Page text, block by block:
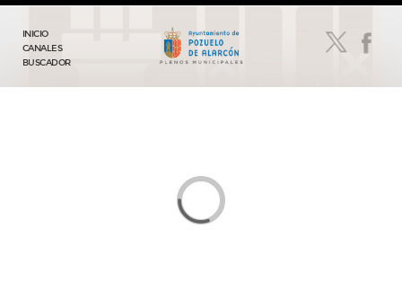
INICIO
CANALES
BUSCADOR